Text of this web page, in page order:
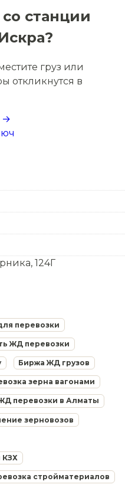
станции
груз или
откликнутся в
→
124Г
перевозки
ЖД перевозки
Биржа ЖД грузов
зерна вагонами
перевозки в Алматы
зерновозов
стройматериалов